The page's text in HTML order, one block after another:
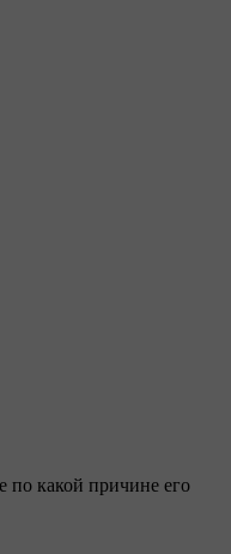
по какой причине его